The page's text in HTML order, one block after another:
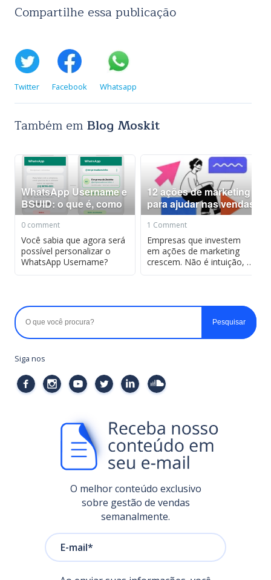
Compartilhe essa publicação
Twitter Facebook Whatsapp
Também em Blog Moskit
WhatsApp Username e
BSUID: o que é, como
usar e como reservar
WhatsApp Username e
BSUID: o que é, como
usar e como reservar
0 comment
Você sabia que agora será
possível personalizar o
WhatsApp Username?
12 ações de marketing
para ajudar nas vendas
+ resultados 12 ações
de marketing para
ajudar nas vendas +
resultados
1 Comment
Empresas que investem
em ações de marketing
crescem. Não é intuição, é
dado. A pesquisa
das empresas…
Siga nos
O melhor conteúdo exclusivo
sobre gestão de vendas
semanalmente.